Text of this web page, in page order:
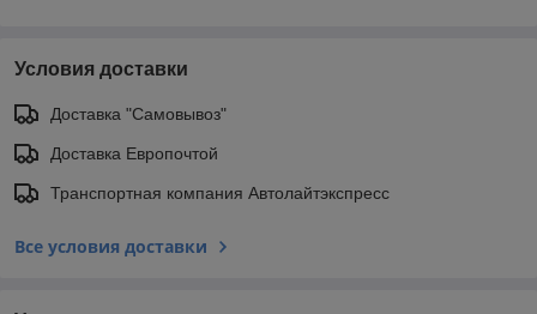
Условия доставки
Доставка "Самовывоз"
Доставка Европочтой
Транспортная компания Автолайтэкспресс
Все условия доставки